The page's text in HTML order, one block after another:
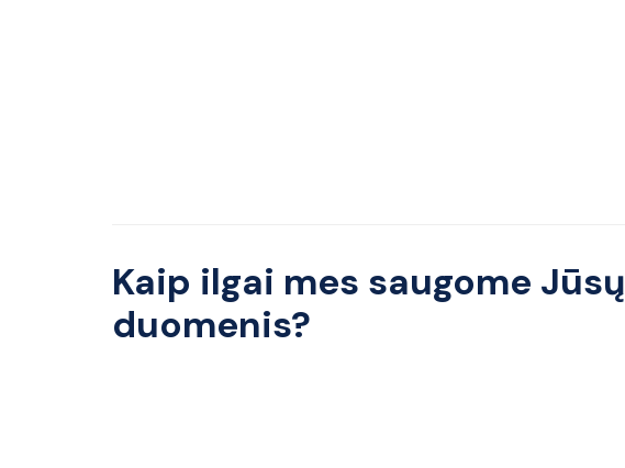
Kaip ilgai mes saugome Jūsų
duomenis?